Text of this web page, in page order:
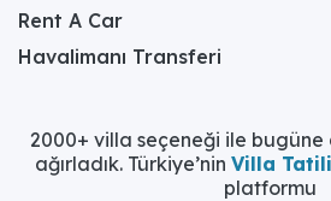
Rent A Car
Havalimanı Transferi
2000+ villa seçeneği ile bugüne
ağırladık. Türkiye’nin Villa
platformu